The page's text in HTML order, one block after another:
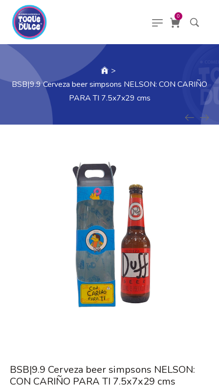
0
>
BSB|9.9 Cerveza beer simpsons NELSON: CON CARIÑO
PARA TI 7.5x7x29 cms
BSB|9.9 Cerveza beer simpsons NELSON:
CON CARIÑO PARA TI 7.5x7x29 cms